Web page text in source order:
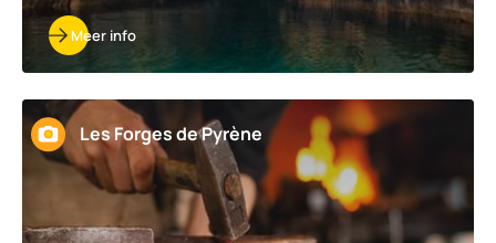
Meer info
Les Forges de Pyrène